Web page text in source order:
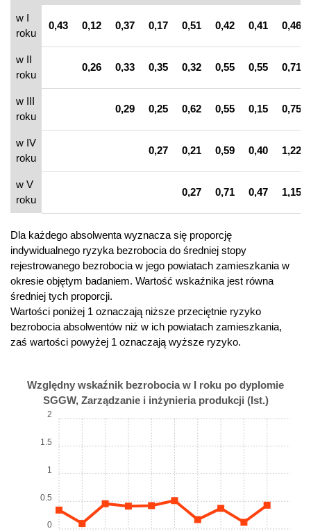
w I
roku
0,43 0,12 0,37 0,17 0,51 0,42 0,41 0,46
w II
roku
0,26 0,33 0,35 0,32 0,55 0,55 0,71
w III
roku
0,29 0,25 0,62 0,55 0,15 0,75
w IV
roku
0,27 0,21 0,59 0,40 1,22
w V
roku
0,27 0,71 0,47 1,15
Dla każdego absolwenta wyznacza się proporcję
indywidualnego ryzyka bezrobocia do średniej stopy
rejestrowanego bezrobocia w jego powiatach zamieszkania w
okresie objętym badaniem. Wartość wskaźnika jest równa
średniej tych proporcji.
Wartości poniżej 1 oznaczają niższe przeciętnie ryzyko
bezrobocia absolwentów niż w ich powiatach zamieszkania,
zaś wartości powyżej 1 oznaczają wyższe ryzyko.
Względny wskaźnik bezrobocia w I roku po dyplomie
SGGW, Zarządzanie i inżynieria produkcji (Ist.)
0
0.5
1
1.5
2